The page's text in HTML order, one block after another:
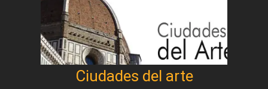
Ciudades del arte